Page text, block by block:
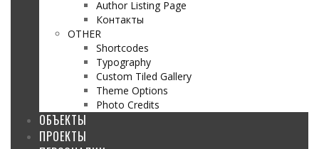
Author Listing Page
Контакты
OTHER
Shortcodes
Typography
Custom Tiled Gallery
Theme Options
Photo Credits
ОБЪЕКТЫ
ПРОЕКТЫ